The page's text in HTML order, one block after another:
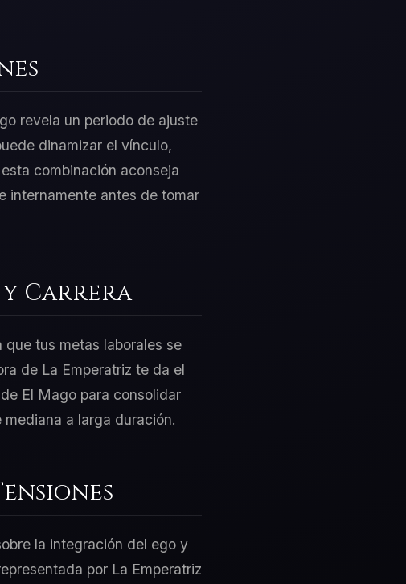
revela un periodo de ajuste
dinamizar el vínculo,
combinación aconseja
internamente antes de tomar
Carrera
que tus metas laborales se
de La Emperatriz te da el
El Mago para consolidar
a larga duración.
la integración del ego y
por La Emperatriz